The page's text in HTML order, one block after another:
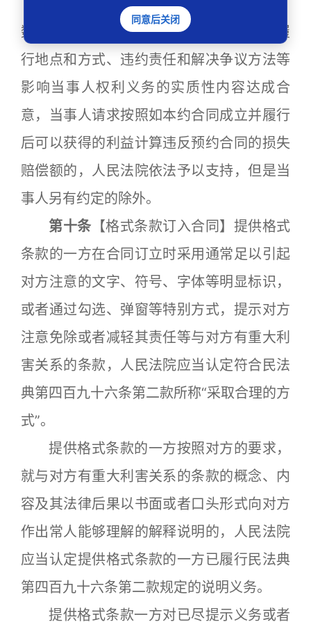
预约合同已就本约合同的主体、标的、
数量、质量、价款或者报酬、履行期限、履
行地点和方式、违约责任和解决争议方法等
影响当事人权利义务的实质性内容达成合
意，当事人请求按照如本约合同成立并履行
后可以获得的利益计算违反预约合同的损失
赔偿额的，人民法院依法予以支持，但是当
事人另有约定的除外。
第十条 【格式条款订入合同】提供格式
条款的一方在合同订立时采用通常足以引起
对方注意的文字、符号、字体等明显标识，
或者通过勾选、弹窗等特别方式，提示对方
注意免除或者减轻其责任等与对方有重大利
害关系的条款，人民法院应当认定符合民法
典第四百九十六条第二款所称“采取合理的方
式”。
提供格式条款的一方按照对方的要求，
就与对方有重大利害关系的条款的概念、内
容及其法律后果以书面或者口头形式向对方
作出常人能够理解的解释说明的，人民法院
应当认定提供格式条款的一方已履行民法典
第四百九十六条第二款规定的说明义务。
提供格式条款一方对已尽提示义务或者
同意后关闭